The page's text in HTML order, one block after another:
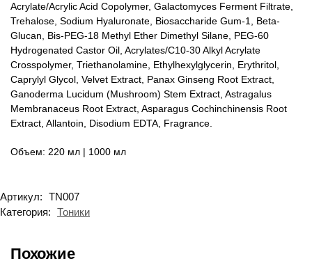
Acrylate/Acrylic Acid Copolymer, Galactomyces Ferment Filtrate,
Trehalose, Sodium Hyaluronate, Biosaccharide Gum-1, Beta-
Glucan, Bis-PEG-18 Methyl Ether Dimethyl Silane, PEG-60
Hydrogenated Castor Oil, Acrylates/C10-30 Alkyl Acrylate
Crosspolymer, Triethanolamine, Ethylhexylglycerin, Erythritol,
Caprylyl Glycol, Velvet Extract, Panax Ginseng Root Extract,
Ganoderma Lucidum (Mushroom) Stem Extract, Astragalus
Membranaceus Root Extract, Asparagus Cochinchinensis Root
Extract, Allantoin, Disodium EDTA, Fragrance.
Объем: 220 мл | 1000 мл
Артикул: TN007
Категория: Тоники
Похожие